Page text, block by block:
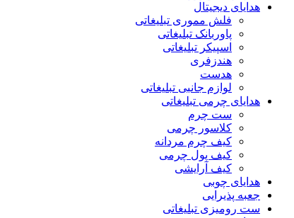
هدایای دیجیتال
فلش مموری تبلیغاتی
پاوربانک تبلیغاتی
اسپیکر تبلیغاتی
هندزفری
هدست
لوازم جانبی تبلیغاتی
هدایای چرمی تبلیغاتی
ست چرم
کلاسور چرمی
کیف چرم مردانه
کیف پول چرمی
کیف آرایشی
هدایای چوبی
جعبه پذیرایی
ست رومیزی تبلیغاتی